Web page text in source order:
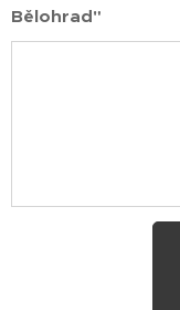
Bělohrad"